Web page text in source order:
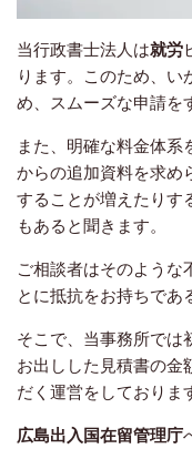
当行政書士法人は就労
ります。このため、い
め、スムーズな申請を
また、明確な料金体系
からの追加資料を求め
することが増えたりす
もあると聞きます。
ご相談者はそのような
とに抵抗をお持ちであ
そこで、当事務所では
お出しした見積書の金
だく運営をしておりま
広島出入国在留管理庁